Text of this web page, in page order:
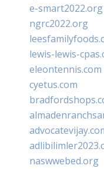
e-smart2022.org
ngrc2022.org
lewis-lewis-
eleontennis.com
cyetus.com
naswwebed.org